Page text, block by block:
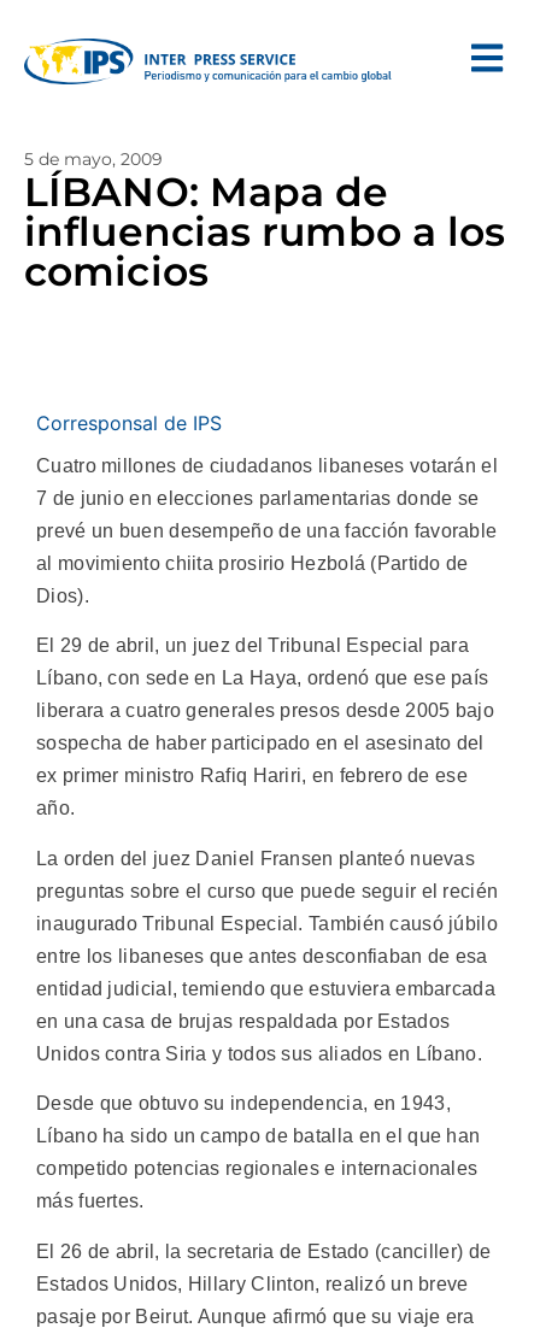
5 de mayo, 2009
LÍBANO: Mapa de
influencias rumbo a los
comicios
Corresponsal de IPS
Cuatro millones de ciudadanos libaneses votarán el
7 de junio en elecciones parlamentarias donde se
prevé un buen desempeño de una facción favorable
al movimiento chiita prosirio Hezbolá (Partido de
Dios).
El 29 de abril, un juez del Tribunal Especial para
Líbano, con sede en La Haya, ordenó que ese país
liberara a cuatro generales presos desde 2005 bajo
sospecha de haber participado en el asesinato del
ex primer ministro Rafiq Hariri, en febrero de ese
año.
La orden del juez Daniel Fransen planteó nuevas
preguntas sobre el curso que puede seguir el recién
inaugurado Tribunal Especial. También causó júbilo
entre los libaneses que antes desconfiaban de esa
entidad judicial, temiendo que estuviera embarcada
en una casa de brujas respaldada por Estados
Unidos contra Siria y todos sus aliados en Líbano.
Desde que obtuvo su independencia, en 1943,
Líbano ha sido un campo de batalla en el que han
competido potencias regionales e internacionales
más fuertes.
El 26 de abril, la secretaria de Estado (canciller) de
Estados Unidos, Hillary Clinton, realizó un breve
pasaje por Beirut. Aunque afirmó que su viaje era